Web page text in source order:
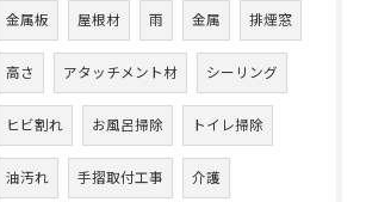
金属板 屋根材 雨 金属 排煙窓
高さ アタッチメント材 シーリング
ヒビ割れ お風呂掃除 トイレ掃除
油汚れ 手摺取付工事 介護